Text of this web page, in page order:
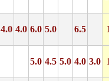
4.0 4.0 6.0 5.0 6.5
5.0 4.5 5.0 4.0 3.0